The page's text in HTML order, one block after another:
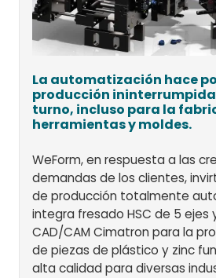
La automatización hace
producción ininterrumpida
turno, incluso para la
herramientas y moldes.
WeForm, en respuesta a las
demandas de los clientes,
de producción totalmente
integra fresado HSC de 5 ejes
CAD/CAM Cimatron para la
de piezas de plástico y zinc
alta calidad para diversas